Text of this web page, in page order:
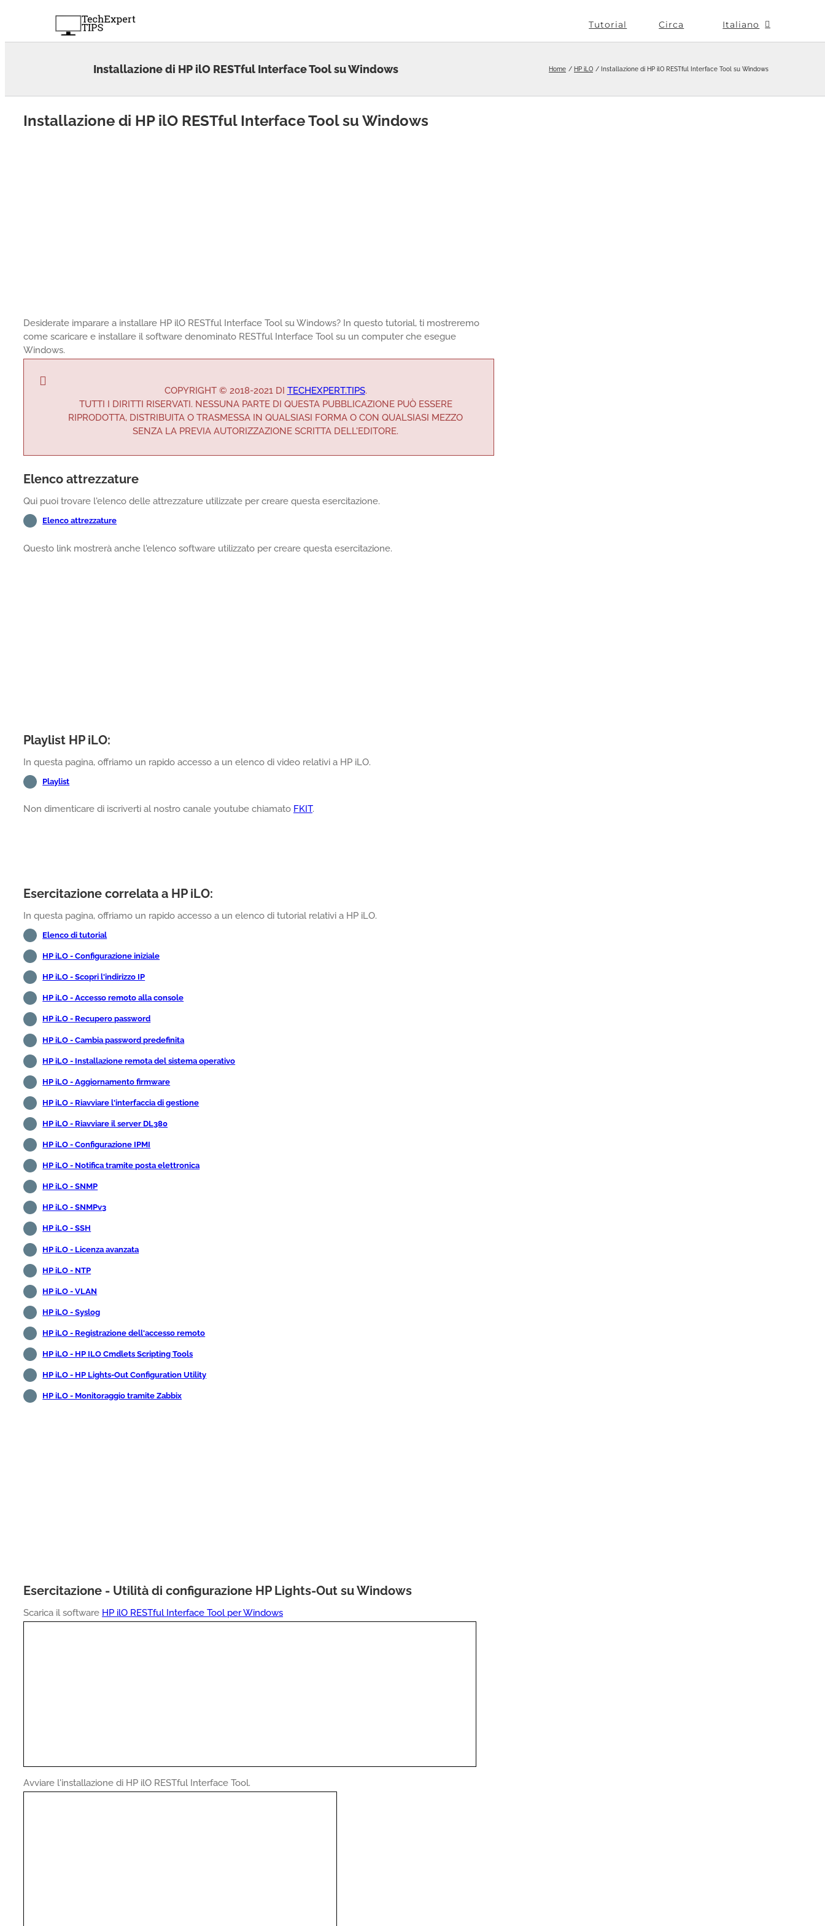
Tutorial Circa Italiano
Installazione di HP ilO RESTful Interface Tool su Windows Home HP iLO Installazione di HP ilO RESTful Interface Tool su Windows
Installazione di HP ilO RESTful Interface Tool su Windows
Desiderate imparare a installare HP ilO RESTful Interface Tool su Windows? In questo tutorial, ti mostreremo
come scaricare e installare il software denominato RESTful Interface Tool su un computer che esegue
Windows.
COPYRIGHT © 2018-2021 DI TECHEXPERT.TIPS.
TUTTI I DIRITTI RISERVATI. NESSUNA PARTE DI QUESTA PUBBLICAZIONE PUÒ ESSERE
RIPRODOTTA, DISTRIBUITA O TRASMESSA IN QUALSIASI FORMA O CON QUALSIASI MEZZO
SENZA LA PREVIA AUTORIZZAZIONE SCRITTA DELL'EDITORE.
Elenco attrezzature
Qui puoi trovare l'elenco delle attrezzature utilizzate per creare questa esercitazione.
Elenco attrezzature
Questo link mostrerà anche l'elenco software utilizzato per creare questa esercitazione.
Playlist HP iLO:
In questa pagina, offriamo un rapido accesso a un elenco di video relativi a HP iLO.
Playlist
Non dimenticare di iscriverti al nostro canale youtube chiamato FKIT.
Esercitazione correlata a HP iLO:
In questa pagina, offriamo un rapido accesso a un elenco di tutorial relativi a HP iLO.
Elenco di tutorial
HP iLO - Configurazione iniziale
HP iLO - Scopri l'indirizzo IP
HP iLO - Accesso remoto alla console
HP iLO - Recupero password
HP iLO - Cambia password predefinita
HP iLO - Installazione remota del sistema operativo
HP iLO - Aggiornamento firmware
HP iLO - Riavviare l'interfaccia di gestione
HP iLO - Riavviare il server DL380
HP iLO - Configurazione IPMI
HP iLO - Notifica tramite posta elettronica
HP iLO - SNMP
HP iLO - SNMPv3
HP iLO - SSH
HP iLO - Licenza avanzata
HP iLO - NTP
HP iLO - VLAN
HP iLO - Syslog
HP iLO - Registrazione dell'accesso remoto
HP iLO - HP ILO Cmdlets Scripting Tools
HP iLO - HP Lights-Out Configuration Utility
HP iLO - Monitoraggio tramite Zabbix
Esercitazione - Utilità di configurazione HP Lights-Out su Windows
Scarica il software HP ilO RESTful Interface Tool per Windows
Avviare l'installazione di HP ilO RESTful Interface Tool.